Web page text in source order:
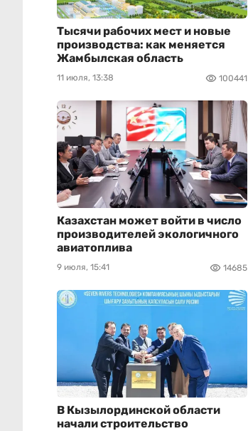
Тысячи рабочих мест и новые
производства: как меняется
Жамбылская область
11 июля, 13:38 100441
Казахстан может войти в число
производителей экологичного
авиатоплива
9 июля, 15:41 14685
В Кызылординской области
начали строительство